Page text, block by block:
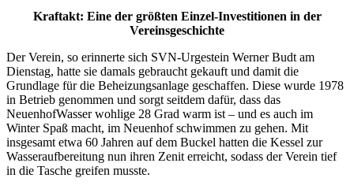
Kraftakt: Eine der größten Einzel-Investitionen in der
Vereinsgeschichte
Der Verein, so erinnerte sich SVN-Urgestein Werner Budt am
Dienstag, hatte sie damals gebraucht gekauft und damit die
Grundlage für die Beheizungsanlage geschaffen. Diese wurde 1978
in Betrieb genommen und sorgt seitdem dafür, dass das
NeuenhofWasser wohlige 28 Grad warm ist – und es auch im
Winter Spaß macht, im Neuenhof schwimmen zu gehen. Mit
insgesamt etwa 60 Jahren auf dem Buckel hatten die Kessel zur
Wasseraufbereitung nun ihren Zenit erreicht, sodass der Verein tief
in die Tasche greifen musste.